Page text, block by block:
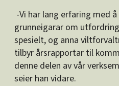
-Vi har lang erfaring med
grunneigarar om
spesielt, og anna
tilbyr årsrapportar til
denne delen av vår
seier han vidare.